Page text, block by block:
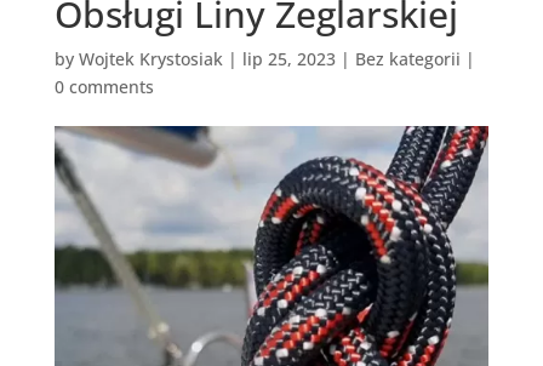
Obsługi Liny Żeglarskiej
by Wojtek Krystosiak| lip 25, 2023| Bez kategorii |
0 comments